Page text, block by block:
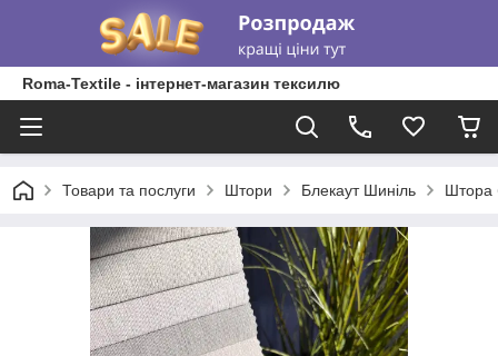
Roma-Textile - інтернет-магазин тексилю
Товари та послуги Штори Блекаут Шиніль Штора